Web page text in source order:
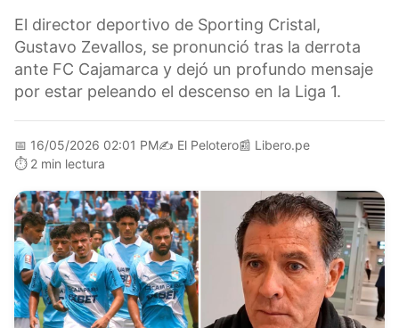
El director deportivo de Sporting Cristal,
Gustavo Zevallos, se pronunció tras la derrota
ante FC Cajamarca y dejó un profundo mensaje
por estar peleando el descenso en la Liga 1.
📅 16/05/2026 02:01 PM✍️ El Pelotero📰 Libero.pe
⏱️ 2 min lectura